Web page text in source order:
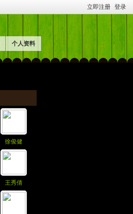
立即注册 登录
个人资料
徐俊健
王秀倩